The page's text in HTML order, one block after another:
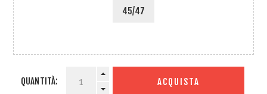
45/47
QUANTITÀ: ACQUISTA